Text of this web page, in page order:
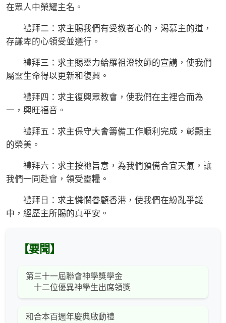
在眾人中榮耀主名。
禮拜二：求主賜我們有受教者心的，渴慕主的道，
存謙卑的心領受並遵行。
禮拜三：求主賜靈力給羅祖澄牧師的宣講，使我們
屬靈生命得以更新和復興。
禮拜四：求主復興眾教會，使我們在主裡合而為
一，興旺福音。
禮拜五：求主保守大會籌備工作順利完成，彰顯主
的榮美。
禮拜六：求主按祂旨意，為我們預備合宜天氣，讓
我們一同赴會，領受靈糧。
禮拜日：求主憐憫眷顧香港，使我們在紛亂爭議
中，經歷主所賜的真平安。
【要聞】
第三十一屆聯會神學獎學金
十二位優異神學生出席領獎
和合本百週年慶典啟動禮